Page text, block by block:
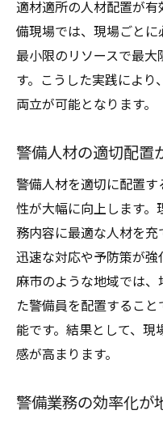
適材適所の人材配置が
備現場では、現場ごとに
最小限のリソースで最
す。こうした実践によ
両立が可能となります。
警備人材の適切配置
警備人材を適切に配置
性が大幅に向上します
務内容に最適な人材を
迅速な対応や予防策が
麻市のような地域では
た警備員を配置するこ
能です。結果として、
感が高まります。
警備業務の効率化が